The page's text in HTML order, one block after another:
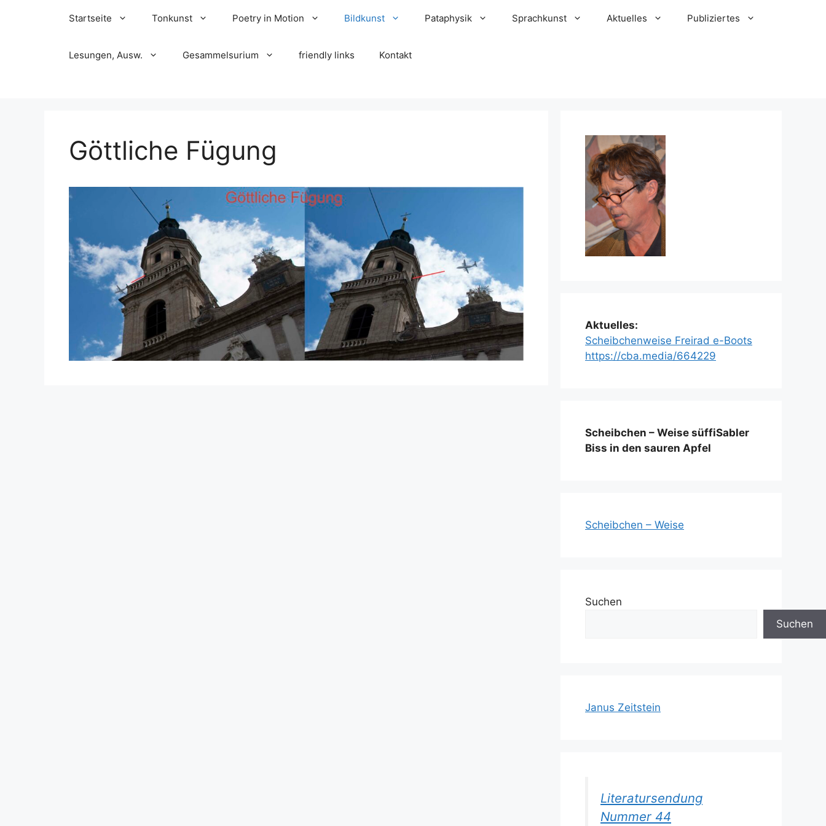
Startseite Tonkunst Poetry in Motion Bildkunst Pataphysik Sprachkunst Aktuelles Publiziertes
Lesungen, Ausw. Gesammelsurium friendly links Kontakt
Göttliche Fügung
Aktuelles:
Scheibchenweise Freirad e-Boots
https://cba.media/664229
Scheibchen – Weise süffiSabler
Biss in den sauren Apfel
Scheibchen – Weise
Suchen
Suchen
Janus Zeitstein
Literatursendung
Nummer 44